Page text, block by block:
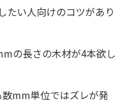
たい人向けのコツがあり
の長さの木材が4本欲し
mm単位ではズレが発